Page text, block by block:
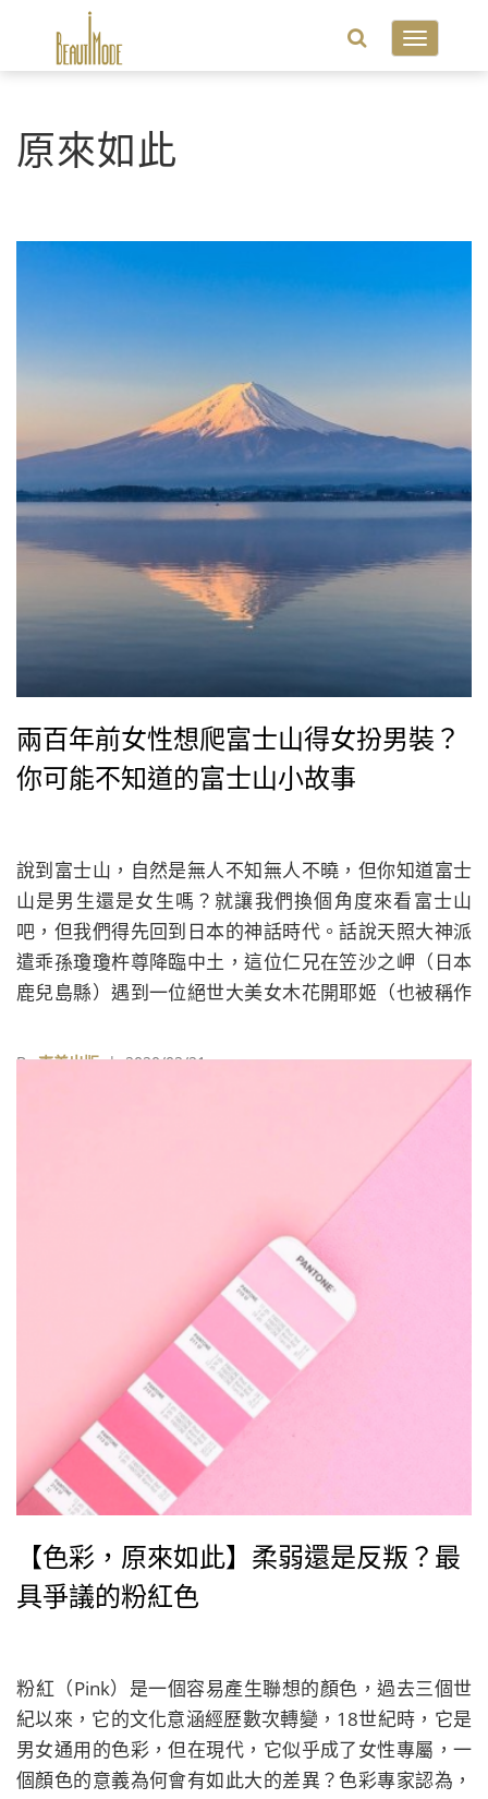
Toggle
原來如此
兩百年前女性想爬富士山得女扮男裝？
你可能不知道的富士山小故事
說到富士山，自然是無人不知無人不曉，但你知道富士
山是男生還是女生嗎？就讓我們換個角度來看富士山
吧，但我們得先回到日本的神話時代。話說天照大神派
遣乖孫瓊瓊杵尊降臨中土，這位仁兄在笠沙之岬（日本
鹿兒島縣）遇到一位絕世大美女木花開耶姬（也被稱作
「這事我做不了主，你要問我老爸大山祇才行」，瓊瓊
By東美出版| 2020/02/21
【色彩，原來如此】柔弱還是反叛？最
具爭議的粉紅色
粉紅（Pink）是一個容易產生聯想的顏色，過去三個世
紀以來，它的文化意涵經歷數次轉變，18世紀時，它是
男女通用的色彩，但在現代，它似乎成了女性專屬，一
個顏色的意義為何會有如此大的差異？色彩專家認為，